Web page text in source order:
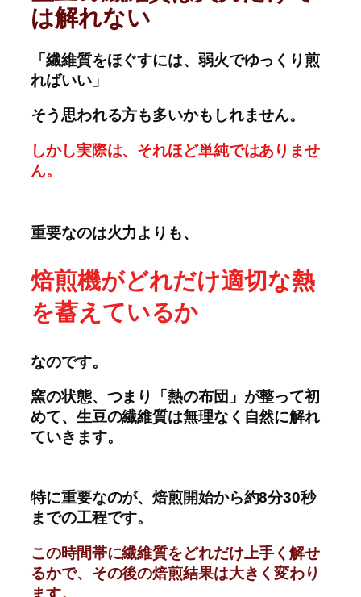
は解れない
「繊維質をほぐすには、弱火でゆっくり煎
ればいい」
そう思われる方も多いかもしれません。
しかし実際は、それほど単純ではありませ
ん。
重要なのは火力よりも、
焙煎機がどれだけ適切な熱
を蓄えているか
なのです。
窯の状態、つまり「熱の布団」が整って初
めて、生豆の繊維質は無理なく自然に解れ
ていきます。
特に重要なのが、焙煎開始から約8分30秒
までの工程です。
この時間帯に繊維質をどれだけ上手く解せ
るかで、その後の焙煎結果は大きく変わり
ます。